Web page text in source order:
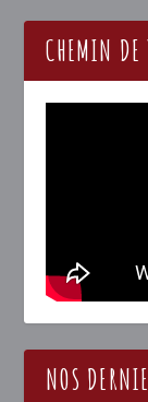
CHEMIN DE
NOS